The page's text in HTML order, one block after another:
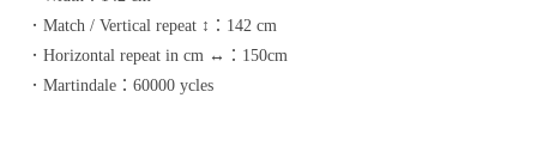
．Match / Vertical repeat ↕：142 cm
．Horizontal repeat in cm ↔：150cm
．Martindale：60000 ycles